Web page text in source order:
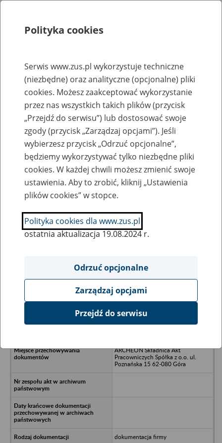
Rejestry, ewidencje i archiwa
Baza zlikwidowanych lub
przekształconych zakładów pracy
Nazwa zakładu pracy:
SZUKAJ
Ukryj wszystkie pozycje bazy
Fortis Systemy Fasadowe Spółka z
ARCHEON Składnica Akt
Pracowniczych Spółka z o.o. ul.
Poznańska 15 62-080 Góra
dokumentacja firmy
Polityka cookies
Serwis www.zus.pl wykorzystuje techniczne
(niezbędne) oraz analityczne (opcjonalne) pliki
cookies. Możesz zaakceptować wykorzystanie
przez nas wszystkich takich plików (przycisk
„Przejdź do serwisu”) lub dostosować swoje
zgody (przycisk „Zarządzaj opcjami”). Jeśli
wybierzesz przycisk „Odrzuć opcjonalne”,
będziemy wykorzystywać tylko niezbędne pliki
cookies. W każdej chwili możesz zmienić swoje
ustawienia. Aby to zrobić, kliknij „Ustawienia
plików cookies” w stopce.
Polityka cookies dla www.zus.pl
ostatnia aktualizacja 19.08.2024 r.
Odrzuć opcjonalne
Zarządzaj opcjami
Przejdź do serwisu